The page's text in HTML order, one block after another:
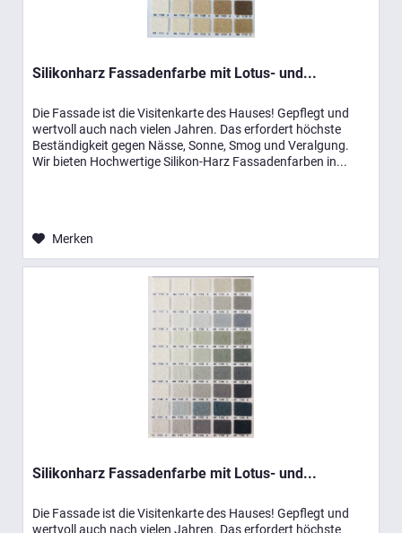
Silikonharz Fassadenfarbe mit Lotus- und...
Die Fassade ist die Visitenkarte des Hauses! Gepflegt und
wertvoll auch nach vielen Jahren. Das erfordert höchste
Beständigkeit gegen Nässe, Sonne, Smog und Veralgung.
Wir bieten Hochwertige Silikon-Harz Fassadenfarben in...
Merken
Silikonharz Fassadenfarbe mit Lotus- und...
Die Fassade ist die Visitenkarte des Hauses! Gepflegt und
wertvoll auch nach vielen Jahren. Das erfordert höchste